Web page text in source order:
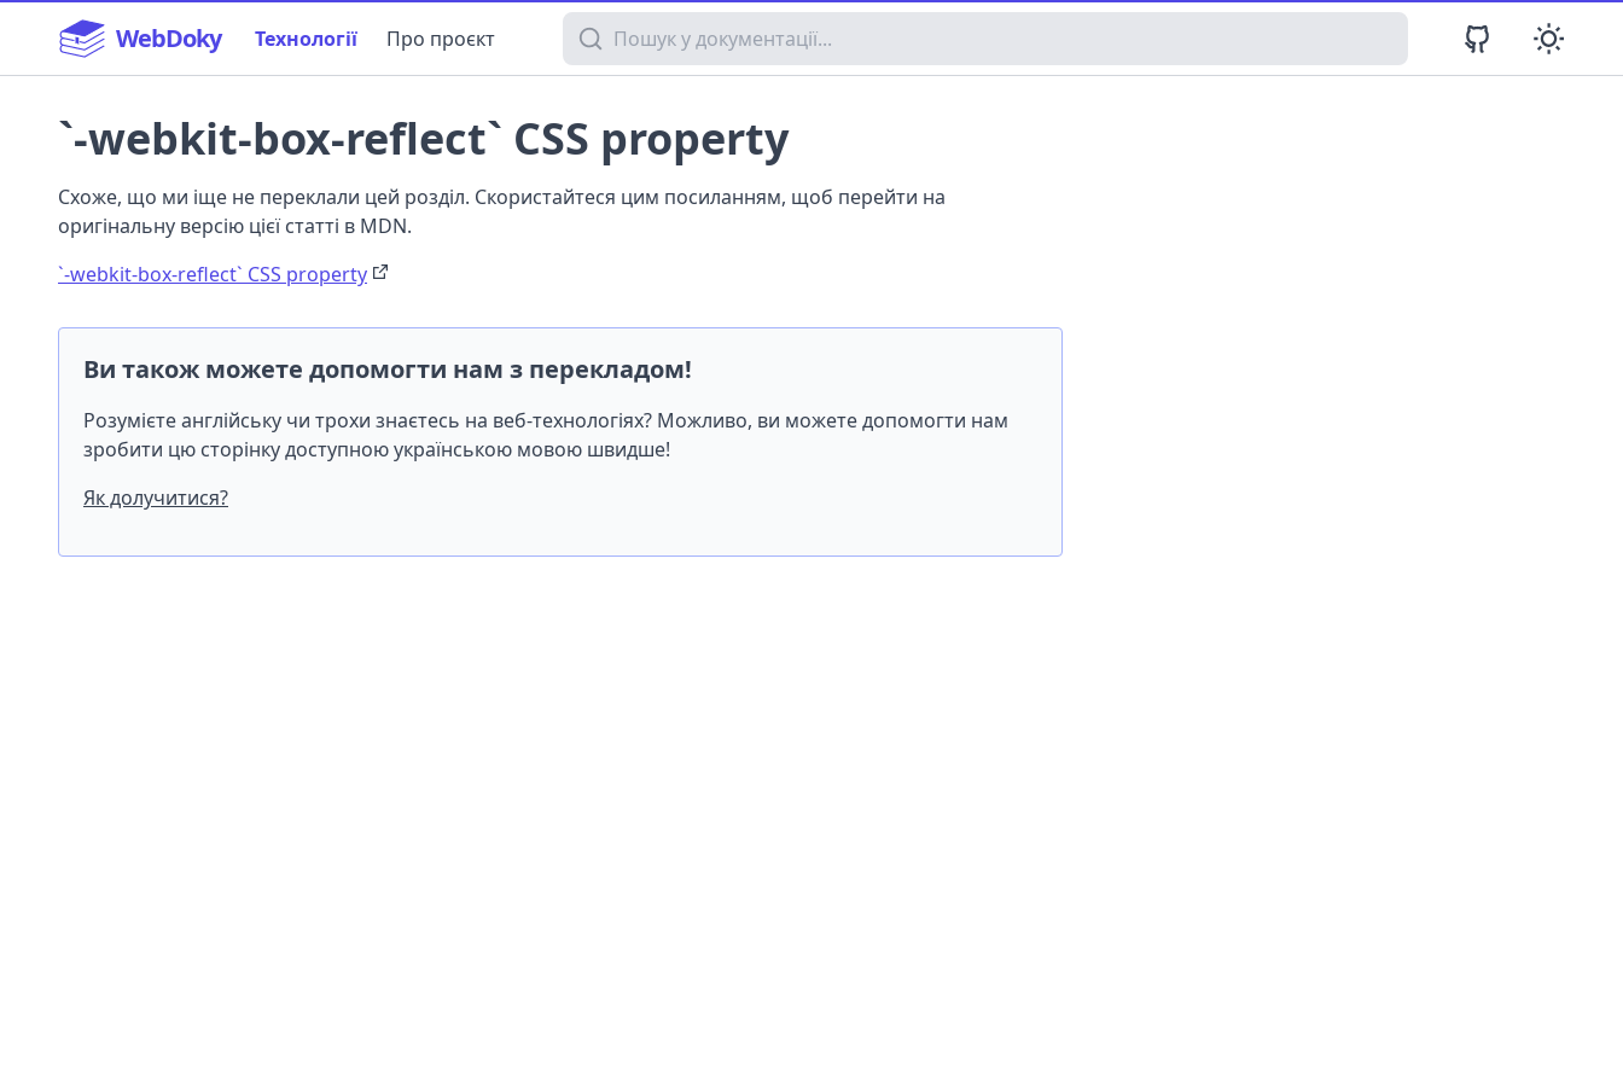
WebDoky Технології Про проєкт Пошук у документації
`-webkit-box-reflect` CSS property
Схоже, що ми іще не переклали цей розділ. Скористайтеся цим посиланням, щоб перейти на
оригінальну версію цієї статті в MDN.
`-webkit-box-reflect` CSS property
Ви також можете допомогти нам з перекладом!
Розумієте англійську чи трохи знаєтесь на веб-технологіях? Можливо, ви можете допомогти нам
зробити цю сторінку доступною українською мовою швидше!
Як долучитися?